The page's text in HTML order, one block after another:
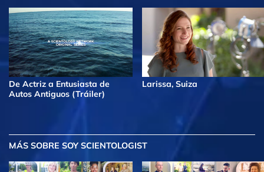
De Actriz a Entusiasta de
Autos Antiguos (Tráiler)
Larissa, Suiza
MÁS SOBRE SOY SCIENTOLOGIST